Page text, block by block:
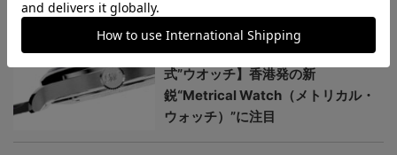
まるで夜空、パープルの多層文字盤
が美しい【日本未上陸“本格機械
式”ウオッチ】香港発の新
鋭“Metrical Watch（メトリカル・
ウォッチ）”に注目